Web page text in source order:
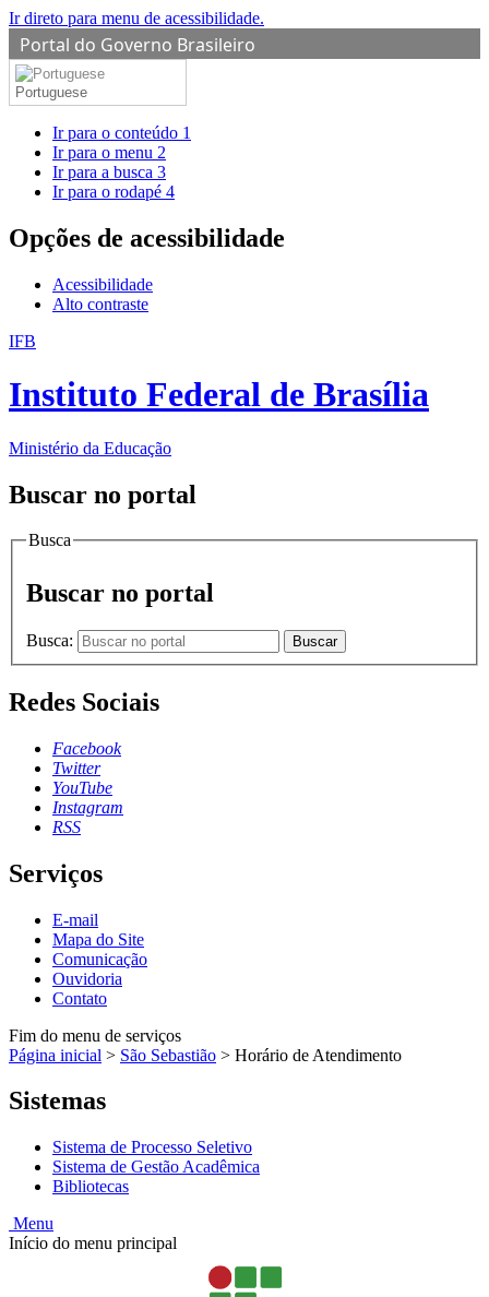
Ir direto para menu de acessibilidade.
Portal do Governo Brasileiro
Portuguese
Ir para o conteúdo 1
Ir para o menu 2
Ir para a busca 3
Ir para o rodapé 4
Opções de acessibilidade
Acessibilidade
Alto contraste
IFB
Instituto Federal de Brasília
Ministério da Educação
Buscar no portal
Busca
Buscar no portal
Busca: Buscar
Redes Sociais
Facebook
Twitter
YouTube
Instagram
RSS
Serviços
E-mail
Mapa do Site
Comunicação
Ouvidoria
Contato
Fim do menu de serviços
Página inicial > São Sebastião > Horário de Atendimento
Sistemas
Sistema de Processo Seletivo
Sistema de Gestão Acadêmica
Bibliotecas
Menu
Início do menu principal